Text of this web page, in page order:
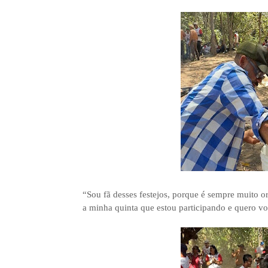
“Sou fã desses festejos, porque é sempre muito
a minha quinta que estou participando e quero